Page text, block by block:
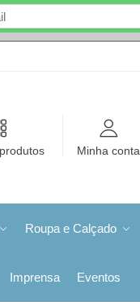
Minha conta
Roupa e Calçado
Imprensa Eventos